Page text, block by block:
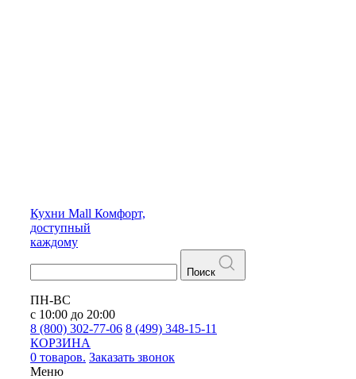
Кухни Mall Комфорт,
доступный
каждому
Поиск
ПН-ВС
с 10:00 до 20:00
8 (800) 302-77-06 8 (499) 348-15-11
КОРЗИНА
0 товаров. Заказать звонок
Меню